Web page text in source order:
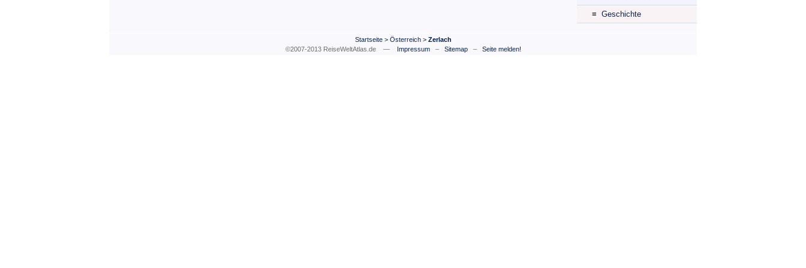
≡ Geschichte
Startseite> Österreich> Zerlach
©2007-2013 ReiseWeltAtlas.de —
Impressum– Sitemap– Seite melden!